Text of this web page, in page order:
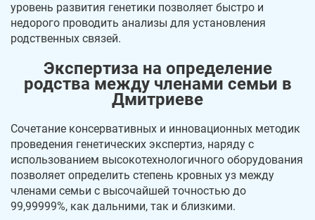
уровень развития генетики позволяет быстро и
недорого проводить анализы для установления
родственных связей.
Экспертиза на определение
родства между членами семьи в
Дмитриеве
Сочетание консервативных и инновационных методик
проведения генетических экспертиз, наряду с
использованием высокотехнологичного оборудования
позволяет определить степень кровных уз между
членами семьи с высочайшей точностью до
99,99999%, как дальними, так и близкими.